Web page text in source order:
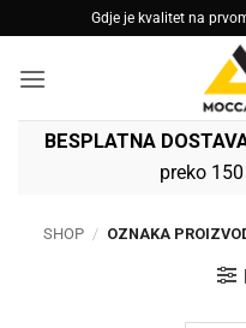
to
content
Gdje je kvalitet na
BESPLATNA
preko
SHOP / OZNAKA